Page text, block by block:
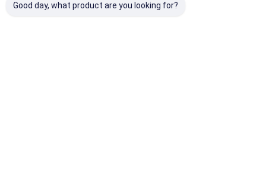
Reserved.
Good day, what product are you looking for?